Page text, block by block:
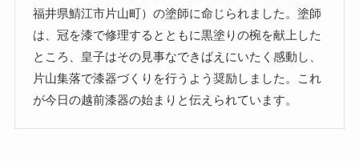
福井県鯖江市片山町）の塗師に命じられました。塗師
は、冠を漆で修理するとともに黒塗りの椀を献上した
ところ、皇子はその見事なできばえにいたく感動し、
片山集落で漆器づくりを行うよう奨励しました。これ
が今日の越前漆器の始まりと伝えられています。